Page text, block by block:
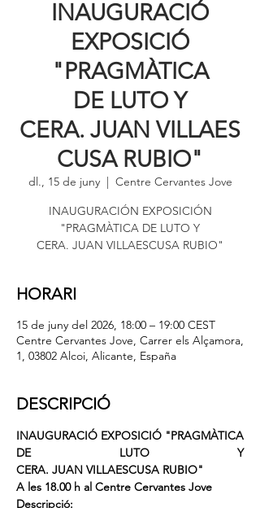
INAUGURACIÓ
EXPOSICIÓ
"PRAGMÀTICA
DE LUTO Y
CERA. JUAN VILLAES
CUSA RUBIO"
dl., 15 de juny
  |
Centre Cervantes Jove
INAUGURACIÓN EXPOSICIÓN
"PRAGMÀTICA DE LUTO Y
CERA. JUAN VILLAESCUSA RUBIO"
HORARI
15 de juny del 2026, 18:00 – 19:00 CEST
Centre Cervantes Jove, Carrer els Alçamora,
1, 03802 Alcoi, Alicante, España
DESCRIPCIÓ
INAUGURACIÓ EXPOSICIÓ "PRAGMÀTICA
DE LUTO Y
CERA. JUAN VILLAESCUSA RUBIO"
A les 18.00 h al Centre Cervantes Jove
Descripció: